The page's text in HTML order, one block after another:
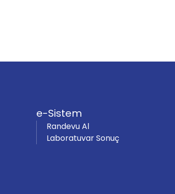
e-Sistem
Randevu Al
Laboratuvar Sonuç